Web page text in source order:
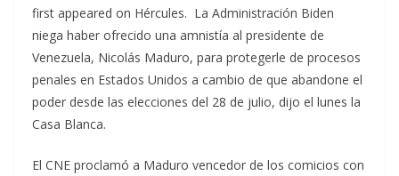
first appeared on Hércules. La Administración Biden
niega haber ofrecido una amnistía al presidente de
Venezuela, Nicolás Maduro, para protegerle de procesos
penales en Estados Unidos a cambio de que abandone el
poder desde las elecciones del 28 de julio, dijo el lunes la
Casa Blanca.
El CNE proclamó a Maduro vencedor de los comicios con